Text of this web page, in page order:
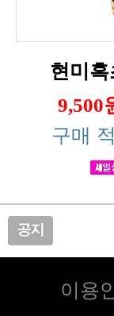
현미
9,500
구매
이용